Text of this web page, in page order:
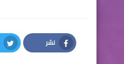
نشر
Facebook